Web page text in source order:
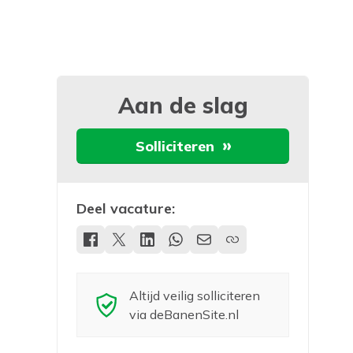
Aan de slag
Solliciteren
Deel vacature:
Altijd veilig solliciteren
via deBanenSite.nl